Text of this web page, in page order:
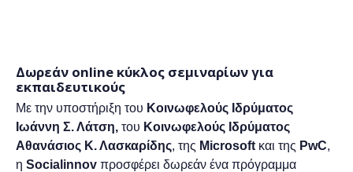
Δωρεάν online κύκλος σεμιναρίων για
εκπαιδευτικούς
Με την υποστήριξη του Κοινωφελούς Ιδρύματος
Ιωάννη Σ. Λάτση, του Κοινωφελούς Ιδρύματος
Aθανάσιος Κ. Λασκαρίδης, της Μicrosoft και της PwC,
η Socialinnov προσφέρει δωρεάν ένα πρόγραμμα